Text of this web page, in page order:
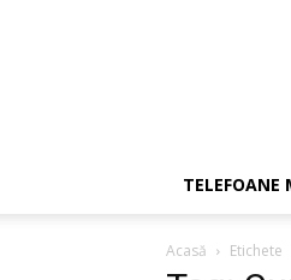
TELEFOANE
Acasă Etichete